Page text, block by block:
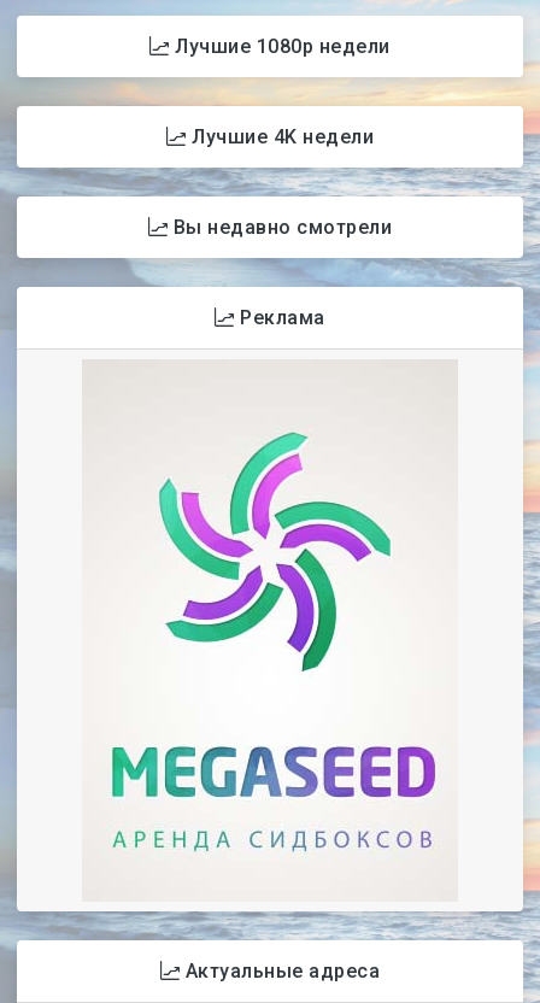
Лучшие 1080p недели
Лучшие 4K недели
Вы недавно смотрели
Реклама
Актуальные адреса